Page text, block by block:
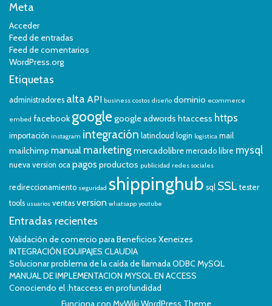
Meta
Acceder
Feed de entradas
Feed de comentarios
WordPress.org
Etiquetas
administradores alta API business costos diseño dominio ecommerce
embed facebook google google adwords htaccess https
importación instagram integración latincloud login logistica mail
mailchimp manual marketingmercadolibre mercado libre mysql
nueva version oca pagos productos publicidad redes sociales
redireccionamiento seguridad shippinghub sql SSL tester
tools usuarios ventas version whatsapp youtube
Entradas recientes
Validación de comercio para Beneficios Xeneizes
INTEGRACIÓN EQUIPAJES CLAUDIA
Solucionar problema de la caída de llamada ODBC MySQL
MANUAL DE IMPLEMENTACION MYSQL EN ACCESS
Conociendo el .htaccess en profundidad